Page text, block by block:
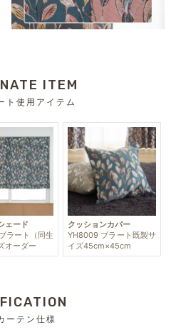
ITEM
ト使用アイテム
ェード
ラート（同生
オーダー
クッションカバー
YH8009 ブラート既製サ
イズ45cm×45cm
ーテン仕様